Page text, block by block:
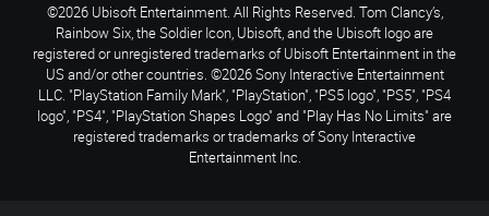
©2026 Ubisoft Entertainment. All Rights Reserved. Tom Clancy’s,
Rainbow Six, the Soldier Icon, Ubisoft, and the Ubisoft logo are
registered or unregistered trademarks of Ubisoft Entertainment in the
US and/or other countries. ©2026 Sony Interactive Entertainment
LLC. "PlayStation Family Mark", "PlayStation", "PS5 logo", "PS5", "PS4
logo", "PS4", "PlayStation Shapes Logo" and "Play Has No Limits" are
registered trademarks or trademarks of Sony Interactive
Entertainment Inc.